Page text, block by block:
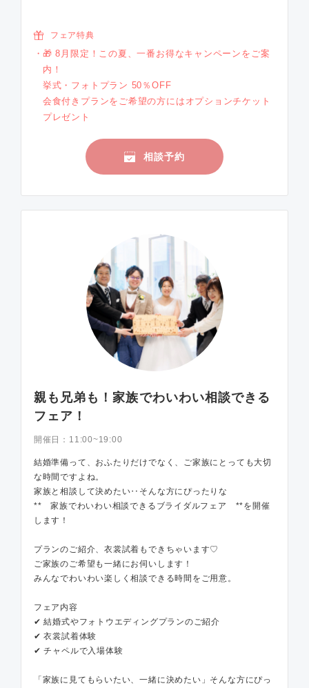
フェア特典
🎁 8月限定！この夏、一番お得なキャンペーンをご案
内！
挙式・フォトプラン 50％OFF
会食付きプランをご希望の方にはオプションチケット
プレゼント
相談予約
親も兄弟も！家族でわいわい相談できる
フェア！
開催日： 11:00~19:00
結婚準備って、おふたりだけでなく、ご家族にとっても大切
な時間ですよね。
家族と相談して決めたい‥そんな方にぴったりな
** 家族でわいわい相談できるブライダルフェア **を開催
します！
プランのご紹介、衣裳試着もできちゃいます♡
ご家族のご希望も一緒にお伺いします！
みんなでわいわい楽しく相談できる時間をご用意。
フェア内容
✔ 結婚式やフォトウエディングプランのご紹介
✔ 衣裳試着体験
✔ チャペルで入場体験
「家族に見てもらいたい、一緒に決めたい」そんな方にぴっ